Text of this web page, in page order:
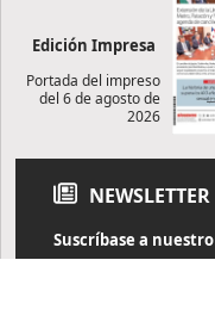
Edición Impresa
Portada del impreso
del 6 de agosto de
2026
NEWSLETTER
Suscríbase a
Reciba diariamente